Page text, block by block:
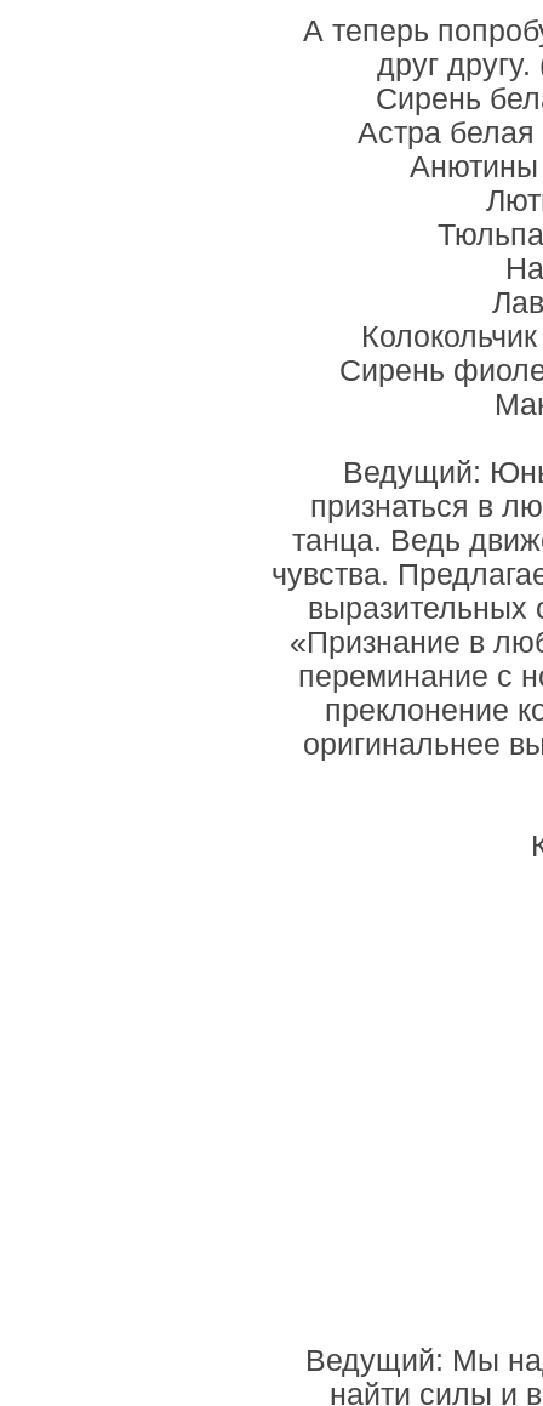
А теперь
друг
Сирень
Астра
Анютины
Сирень
Ведущий:
признаться в
танца. Ведь
чувства.
выразительных
«Признание в
переминание с
преклонение
оригинальнее
Ведущий: Мы
найти силы и